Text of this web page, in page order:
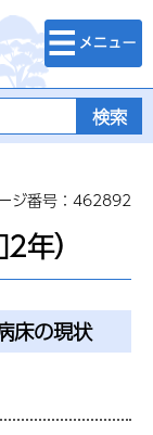
検索・メニュ
ー
ジ番号：462892
年）
床の現状